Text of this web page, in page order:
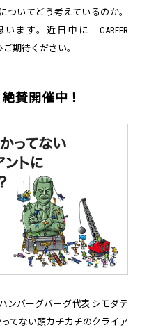
ついてどう考えているのか。
ます。近日中に「CAREER
期待ください。
絶賛開催中！
ンバーグバーグ代表 シモダテ
てない頭カチカチのクライア